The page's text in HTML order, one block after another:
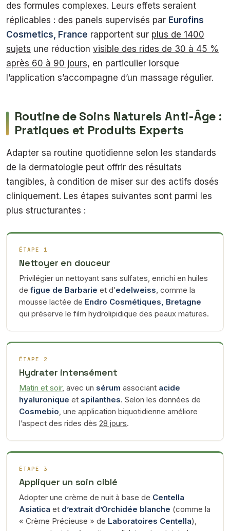
des formules complexes. Leurs effets seraient
réplicables : des panels supervisés par Eurofins
Cosmetics, France rapportent sur plus de 1400
sujets une réduction visible des rides de 30 à 45 %
après 60 à 90 jours, en particulier lorsque
l’application s’accompagne d’un massage régulier.
Routine de Soins Naturels Anti-Âge :
Pratiques et Produits Experts
Adapter sa routine quotidienne selon les standards
de la dermatologie peut offrir des résultats
tangibles, à condition de miser sur des actifs dosés
cliniquement. Les étapes suivantes sont parmi les
plus structurantes :
ÉTAPE 1
Nettoyer en douceur
Privilégier un nettoyant sans sulfates, enrichi en huiles
de figue de Barbarie et d’edelweiss, comme la
mousse lactée de Endro Cosmétiques, Bretagne
qui préserve le film hydrolipidique des peaux matures.
ÉTAPE 2
Hydrater intensément
Matin et soir, avec un sérum associant acide
hyaluronique et spilanthes. Selon les données de
Cosmebio, une application biquotidienne améliore
l’aspect des rides dès 28 jours.
ÉTAPE 3
Appliquer un soin ciblé
Adopter une crème de nuit à base de Centella
Asiatica et d’extrait d’Orchidée blanche (comme la
« Crème Précieuse » de Laboratoires Centella),